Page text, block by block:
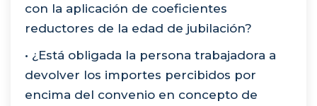
con la aplicación de coeficientes
reductores de la edad de jubilación?
• ¿Está obligada la persona trabajadora a
devolver los importes percibidos por
encima del convenio en concepto de